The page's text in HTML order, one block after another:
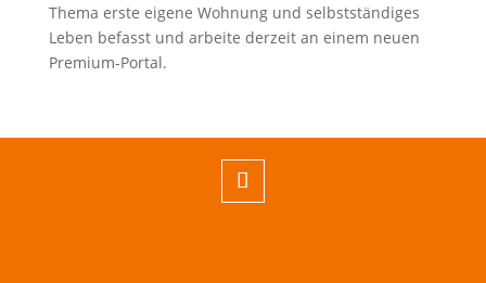
Thema erste eigene Wohnung und selbstständiges
Leben befasst und arbeite derzeit an einem neuen
Premium-Portal.